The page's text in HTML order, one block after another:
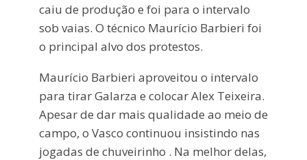
caiu de produção e foi para o intervalo
sob vaias. O técnico Maurício Barbieri foi
o principal alvo dos protestos.
Maurício Barbieri aproveitou o intervalo
para tirar Galarza e colocar Alex Teixeira.
Apesar de dar mais qualidade ao meio de
campo, o Vasco continuou insistindo nas
jogadas de chuveirinho . Na melhor delas,